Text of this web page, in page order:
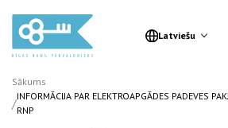
Latviešu
Sākums
/INFORMĀCIJA PAR ELEKTROAPGĀDES PADEVES
RNP